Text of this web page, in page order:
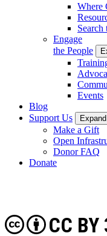
Where
Search
Engage
the People
Events
Blog
Support Us
Expand
Make a Gift
Open
Donor FAQ
Donate
CC BY